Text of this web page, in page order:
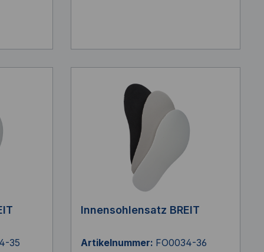
35
Innensohlensatz BREIT
Artikelnummer: FO0034-36